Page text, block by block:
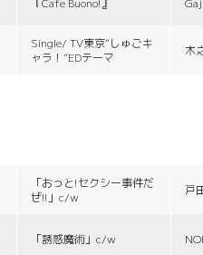
『Cafe Buono!』
Single/ TV東京“しゅごキ
ャラ！”EDテーマ
木
「おっと!セクシー事件だ
ぜ!!」c/w
戸
「誘惑魔術」c/w